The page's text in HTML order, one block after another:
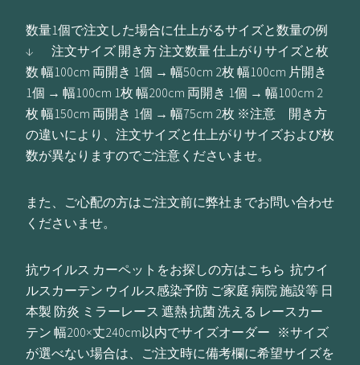
数量1個で注文した場合に仕上がるサイズと数量の例
↓ 注文サイズ 開き方 注文数量 仕上がりサイズと枚
数 幅100cm 両開き 1個 → 幅50cm 2枚 幅100cm 片開き
1個 → 幅100cm 1枚 幅200cm 両開き 1個 → 幅100cm 2
枚 幅150cm 両開き 1個 → 幅75cm 2枚 ※注意 開き方
の違いにより、注文サイズと仕上がりサイズおよび枚
数が異なりますのでご注意くださいませ。
また、ご心配の方はご注文前に弊社までお問い合わせ
くださいませ。
抗ウイルス カーペットをお探しの方はこちら 抗ウイ
ルスカーテン ウイルス感染予防 ご家庭 病院 施設等 日
本製 防炎 ミラーレース 遮熱 抗菌 洗える レースカー
テン 幅200×丈240cm以内でサイズオーダー ※サイズ
が選べない場合は、ご注文時に備考欄に希望サイズを